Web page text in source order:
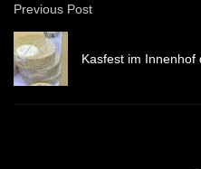
Previous Post
Kasfest im Innenhof